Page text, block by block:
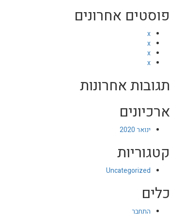
פוסטים אחרונים
x
x
x
x
תגובות אחרונות
ארכיונים
ינואר 2020
קטגוריות
Uncategorized
כלים
התחבר